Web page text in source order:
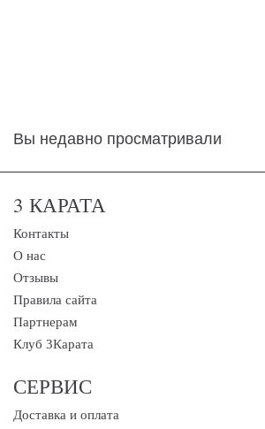
Вы недавно просматривали
3 КАРАТА
Контакты
О нас
Отзывы
Правила сайта
Партнерам
Клуб 3Карата
СЕРВИС
Доставка и оплата